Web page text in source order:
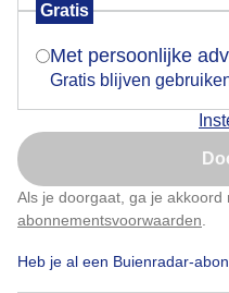
Gratis
Met persoonlijke
Gratis blijven
Als je doorgaat, ga je akkoord
abonnementsvoorwaarden
Heb je al een Buienradar-
Door: Astrid Wiessner Hoog
Regen Zonsondergang
Is goed,
Nu niet,
Klik hierom